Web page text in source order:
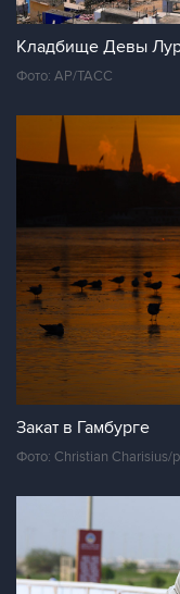
Кладбище Девы
Фото: AP/ТАСС
Закат в Гамбурге
Фото: Christian Charisius/